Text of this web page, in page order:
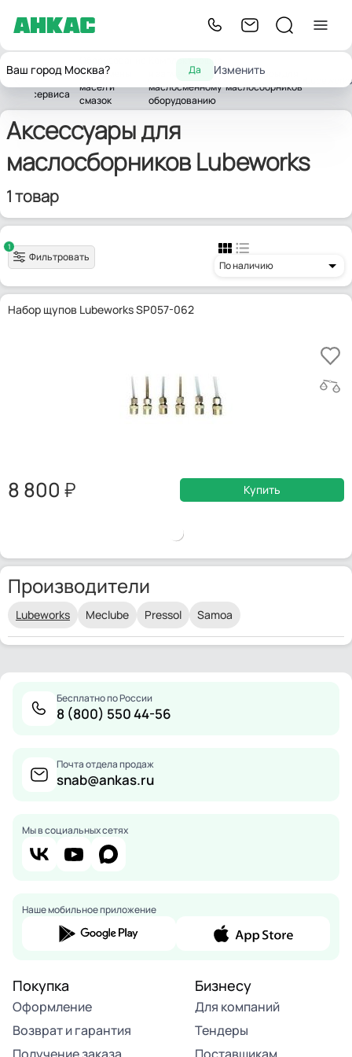
Ваш город Москва? Да Изменить
Оборудование
автосервиса
для замены
масел и
смазок
и запчасти к
маслосменному
оборудованию
Аксессуары для
маслосборников
Lubeworks
Аксессуары для
маслосборников Lubeworks
1 товар
1
Фильтровать
По наличию
Набор щупов Lubeworks SP057-062
8 800 Купить
Производители
Lubeworks Meclube Pressol Samoa
Бесплатно по России
8 (800) 550 44-56
Почта отдела продаж
snab@ankas.ru
Мы в социальных сетях
Наше мобильное приложение
Покупка
Оформление
Возврат и гарантия
Бизнесу
Для компаний
Тендеры